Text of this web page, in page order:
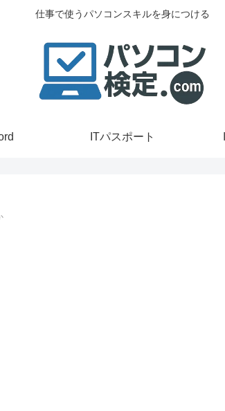
仕事で使うパソコンスキルを身につける
ITパスポート